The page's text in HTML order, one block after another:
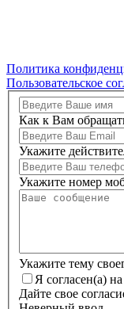
Политика
Пользовательское
Как к Вам
Укажите
Укажите номер
Укажите тему
Я согласен(а) на
Дайте свое